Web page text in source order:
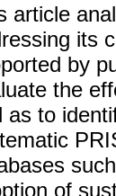
article
its
by
the
as to
of